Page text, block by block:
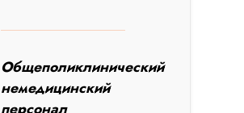
Общеполиклинический
немедицинский